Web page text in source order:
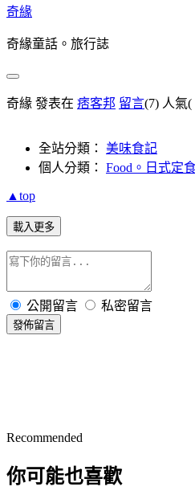
奇緣
奇緣童話。旅行誌
奇緣 發表在 痞客邦 留言(7) 人氣(
全站分類： 美味食記
個人分類： Food。日式定
▲top
載入更多
公開留言 私密留言
發佈留言
Recommended
你可能也喜歡